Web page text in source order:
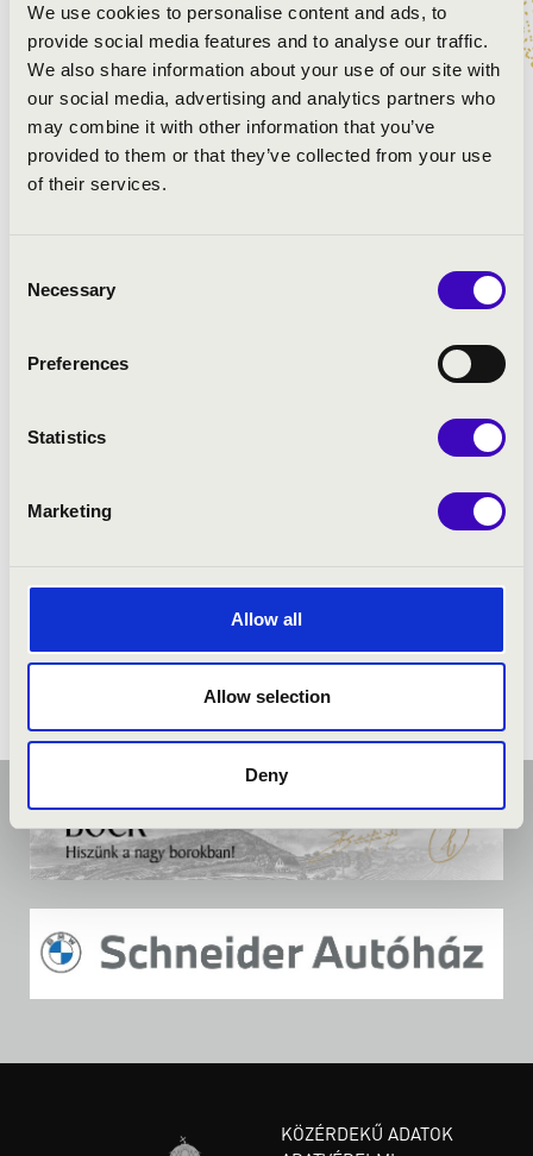
We use cookies to personalise content and ads, to
provide social media features and to analyse our traffic.
We also share information about your use of our site with
our social media, advertising and analytics partners who
may combine it with other information that you’ve
provided to them or that they’ve collected from your use
of their services.
Selection
Necessary
Preferences
Statistics
Marketing
Allow all
Allow selection
Deny
KÖZÉRDEKŰ ADATOK